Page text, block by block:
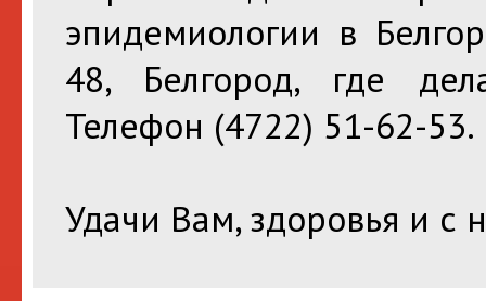
эпидемиологии в
48, Белгород, где
Телефон (4722) 51-62-53.
Удачи Вам, здоровья и